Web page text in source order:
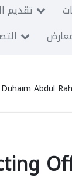
تقديم
Duhaim Abdul